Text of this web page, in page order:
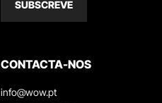
SUBSCREVE
CONTACTA-NOS
info@wow.pt